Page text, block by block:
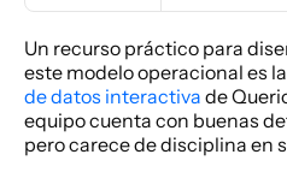
Un recurso práctico para
este modelo operacional es la
de datos interactiva de
equipo cuenta con buenas
pero carece de disciplina en